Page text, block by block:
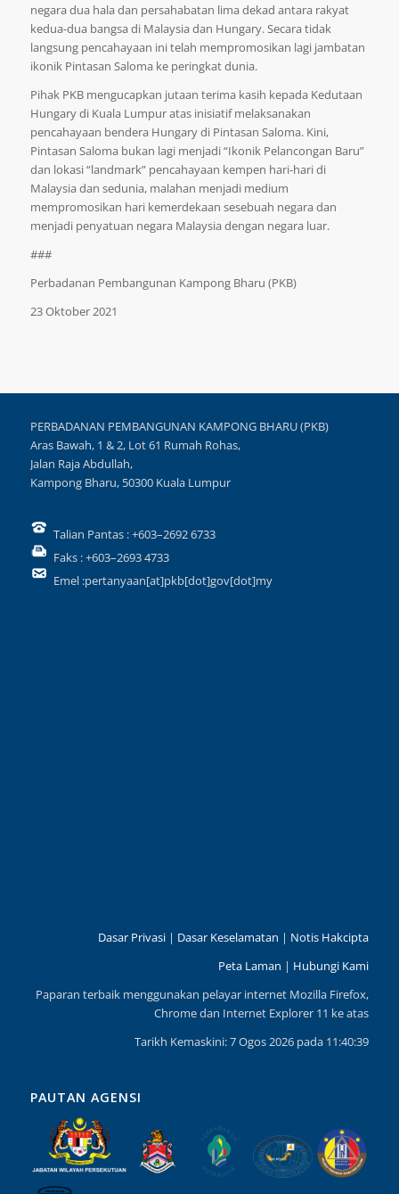
negara dua hala dan persahabatan lima dekad antara rakyat
kedua-dua bangsa di Malaysia dan Hungary. Secara tidak
langsung pencahayaan ini telah mempromosikan lagi jambatan
ikonik Pintasan Saloma ke peringkat dunia.
Pihak PKB mengucapkan jutaan terima kasih kepada Kedutaan
Hungary di Kuala Lumpur atas inisiatif melaksanakan
pencahayaan bendera Hungary di Pintasan Saloma. Kini,
Pintasan Saloma bukan lagi menjadi “Ikonik Pelancongan Baru”
dan lokasi “landmark” pencahayaan kempen hari-hari di
Malaysia dan sedunia, malahan menjadi medium
mempromosikan hari kemerdekaan sesebuah negara dan
menjadi penyatuan negara Malaysia dengan negara luar.
###
Perbadanan Pembangunan Kampong Bharu (PKB)
23 Oktober 2021
PERBADANAN PEMBANGUNAN KAMPONG BHARU (PKB)
Aras Bawah, 1 & 2, Lot 61 Rumah Rohas,
Jalan Raja Abdullah,
Kampong Bharu, 50300 Kuala Lumpur
Talian Pantas : +603–2692 6733
Faks : +603–2693 4733
Emel :pertanyaan[at]pkb[dot]gov[dot]my
Dasar Privasi | Dasar Keselamatan | Notis Hakcipta
Peta Laman | Hubungi Kami
Paparan terbaik menggunakan pelayar internet Mozilla Firefox,
Chrome dan Internet Explorer 11 ke atas
Tarikh Kemaskini: 7 Ogos 2026 pada 11:40:39
PAUTAN AGENSI